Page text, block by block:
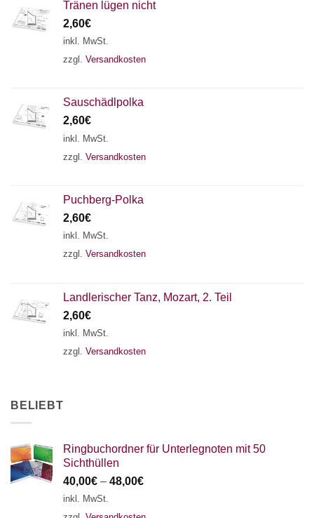
Tränen lügen nicht
2,60€
inkl. MwSt.
zzgl. Versandkosten
Sauschädlpolka
2,60€
inkl. MwSt.
zzgl. Versandkosten
Puchberg-Polka
2,60€
inkl. MwSt.
zzgl. Versandkosten
Landlerischer Tanz, Mozart, 2. Teil
2,60€
inkl. MwSt.
zzgl. Versandkosten
BELIEBT
Ringbuchordner für Unterlegnoten mit 50
Sichthüllen
40,00€ – 48,00€
inkl. MwSt.